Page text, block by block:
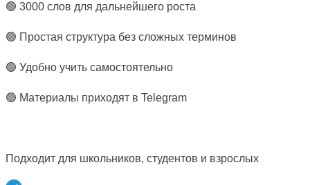
🟢 3000 слов для дальнейшего роста
🟢 Простая структура без сложных терминов
🟢 Удобно учить самостоятельно
🟢 Материалы приходят в Telegram
Подходит для школьников, студентов и взрослых